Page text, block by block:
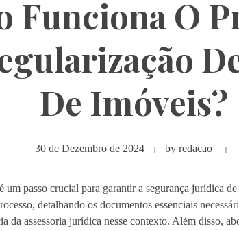
Funciona O
De Imóveis?
30 de Dezembro de 2024 by redacao
um passo crucial para garantir a segurança jurídica
detalhando os documentos essenciais
da assessoria jurídica nesse contexto. Além disso,